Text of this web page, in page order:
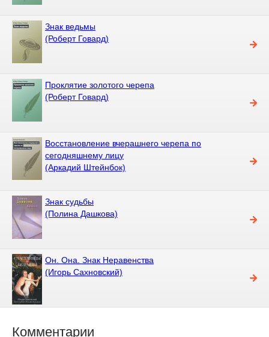
Знак ведьмы
(Роберт Говард)
Проклятие золотого черепа
(Роберт Говард)
Восстановление вчерашнего черепа по
сегодняшнему лицу
(Аркадий Штейнбок)
Знак судьбы
(Полина Дашкова)
Он. Она. Знак Неравенства
(Игорь Сахновский)
Комментарии